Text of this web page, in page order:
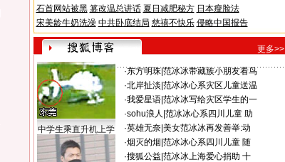
石首网站被黑 篡改温总讲话 夏日减肥秘方 日本瘦脸法
宋美龄牛奶洗澡 中共卧底结局 慈禧不快乐 侵略中国报告
更多>>
中学生乘直升机上学
·东方明珠| 范冰冰带藏族小朋友看鸟
·北岸扯淡 范冰冰心系灾区儿童送温
·我爱星语| 范冰冰写给灾区学生的一
·sohu浪人 范冰冰心系四川儿童 助
·英雄无奈| 美女范冰冰再发善举:动
·烟灭的烟 范冰冰心系四川儿童 随
·搜狐公益 范冰冰上海爱心捐助 十